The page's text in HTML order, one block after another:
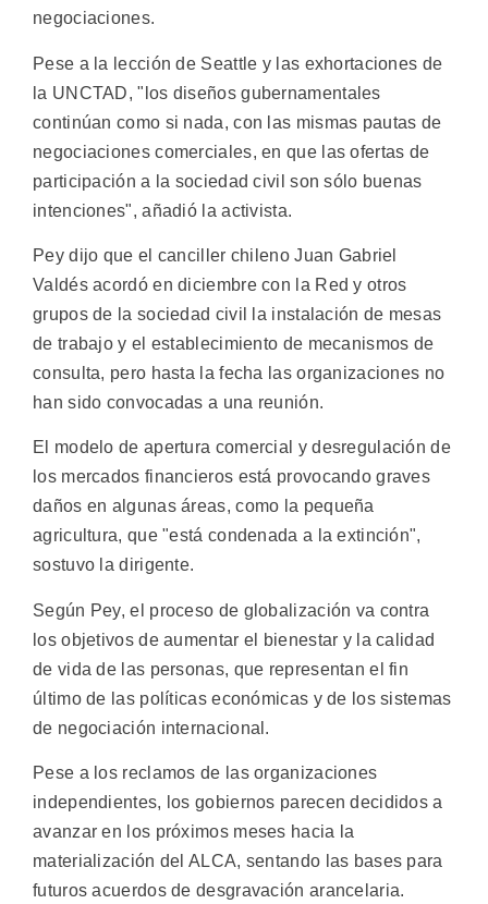
negociaciones.
Pese a la lección de Seattle y las exhortaciones de
la UNCTAD, "los diseños gubernamentales
continúan como si nada, con las mismas pautas de
negociaciones comerciales, en que las ofertas de
participación a la sociedad civil son sólo buenas
intenciones", añadió la activista.
Pey dijo que el canciller chileno Juan Gabriel
Valdés acordó en diciembre con la Red y otros
grupos de la sociedad civil la instalación de mesas
de trabajo y el establecimiento de mecanismos de
consulta, pero hasta la fecha las organizaciones no
han sido convocadas a una reunión.
El modelo de apertura comercial y desregulación de
los mercados financieros está provocando graves
daños en algunas áreas, como la pequeña
agricultura, que "está condenada a la extinción",
sostuvo la dirigente.
Según Pey, el proceso de globalización va contra
los objetivos de aumentar el bienestar y la calidad
de vida de las personas, que representan el fin
último de las políticas económicas y de los sistemas
de negociación internacional.
Pese a los reclamos de las organizaciones
independientes, los gobiernos parecen decididos a
avanzar en los próximos meses hacia la
materialización del ALCA, sentando las bases para
futuros acuerdos de desgravación arancelaria.